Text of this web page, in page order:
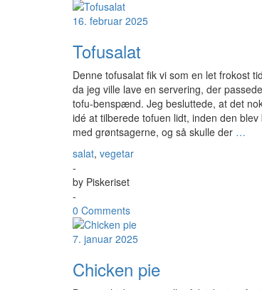
16. februar 2025
Tofusalat
Denne tofusalat fik vi som en let frokost
da jeg ville lave en servering, der
tofu-benspænd. Jeg besluttede, at det
idé at tilberede tofuen lidt, inden den
med grøntsagerne, og så skulle der …
salat, vegetar
-
by Piskeriset
-
0 Comments
7. januar 2025
Chicken pie